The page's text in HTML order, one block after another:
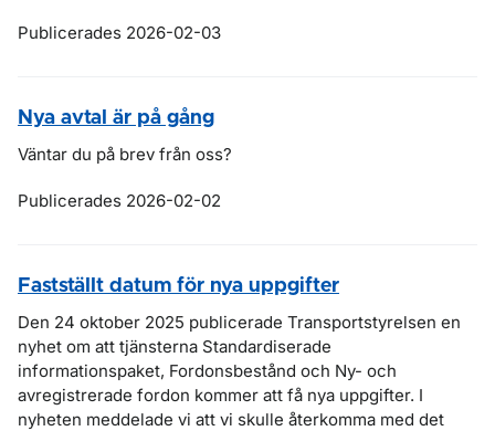
Publicerades 2026-02-03
Nya avtal är på gång
Väntar du på brev från oss?
Publicerades 2026-02-02
Fastställt datum för nya uppgifter
Den 24 oktober 2025 publicerade Transportstyrelsen en
nyhet om att tjänsterna Standardiserade
informationspaket, Fordonsbestånd och Ny- och
avregistrerade fordon kommer att få nya uppgifter. I
nyheten meddelade vi att vi skulle återkomma med det